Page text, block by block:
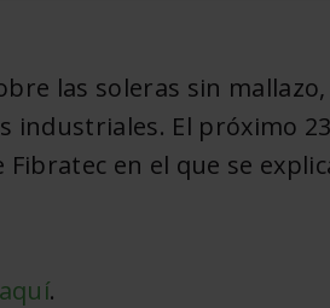
las soleras sin
industriales. El próximo
en el que se
.